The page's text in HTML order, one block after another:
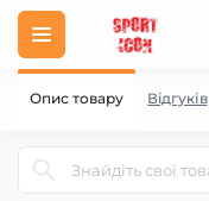
Опис товару Відгуків